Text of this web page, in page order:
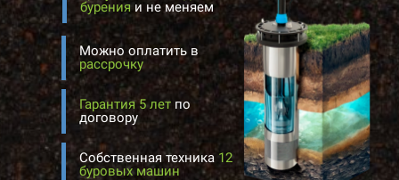
буренияи не меняем
Собственная техника 12
буровых машин
Можно оплатить в
рассрочку
Гарантия 5 лет по
договору